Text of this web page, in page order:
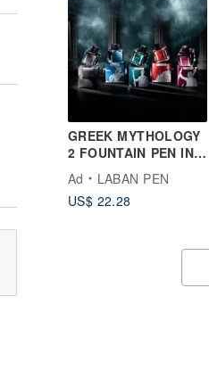
GREEK MYTHOLOGY
2 FOUNTAIN PEN INK
Ad
LABAN PEN
US$ 22.28